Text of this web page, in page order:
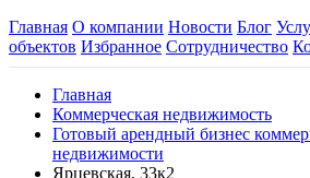
Главная О компании Новости Блог
объектов Избранное Сотрудничество
Главная
Коммерческая недвижимость
Готовый арендный бизнес
недвижимости
Ярцевская, 33к2